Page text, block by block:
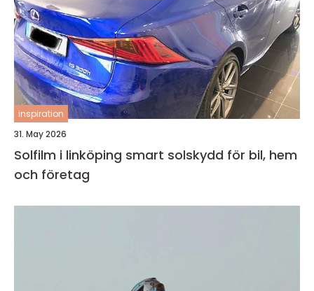
inspiration
31. May 2026
Solfilm i linköping smart solskydd för bil, hem
och företag